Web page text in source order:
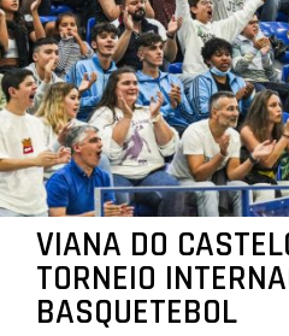
VIANA DO
TORNEIO
BASQUETEBOL